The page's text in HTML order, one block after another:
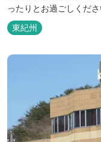
ったりとお過ごしくださ
東紀州